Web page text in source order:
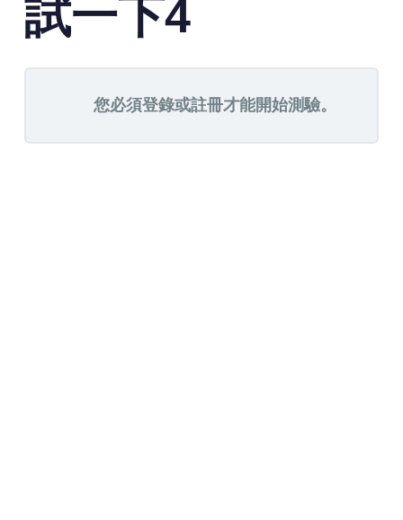
試一下4
您必須登錄或註冊才能開始測驗。